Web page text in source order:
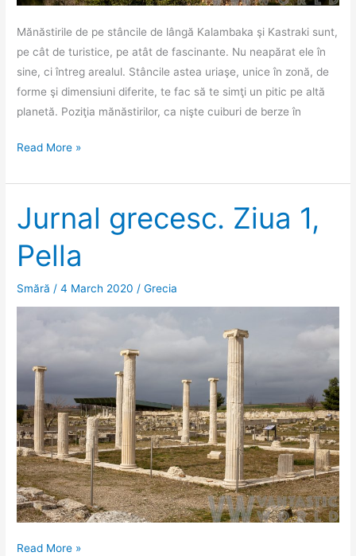
Mănăstirile de pe stâncile de lângă Kalambaka şi Kastraki sunt,
pe cât de turistice, pe atât de fascinante. Nu neapărat ele în
sine, ci întreg arealul. Stâncile astea uriaşe, unice în zonă, de
forme şi dimensiuni diferite, te fac să te simţi un pitic pe altă
planetă. Poziţia mănăstirilor, ca nişte cuiburi de berze în
Jurnal
Ziua
Meteora.
Read More »
Jurnal grecesc. Ziua 1,
Pella
Smără /4 March 2020 /Grecia
Jurnal
Read More »